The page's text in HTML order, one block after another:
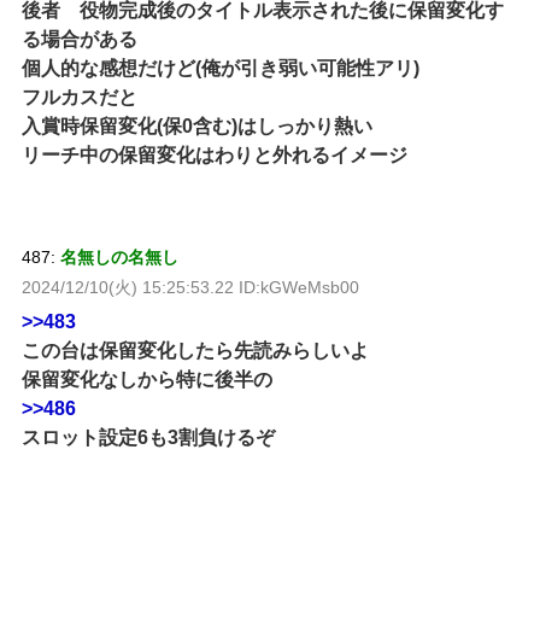
後者 役物完成後のタイトル表示された後に保留変化す
る場合がある
個人的な感想だけど(俺が引き弱い可能性アリ)
フルカスだと
入賞時保留変化(保0含む)はしっかり熱い
リーチ中の保留変化はわりと外れるイメージ
487: 名無しの名無し
2024/12/10(火) 15:25:53.22 ID:kGWeMsb00
>>483
この台は保留変化したら先読みらしいよ
保留変化なしから特に後半の
>>486
スロット設定6も3割負けるぞ